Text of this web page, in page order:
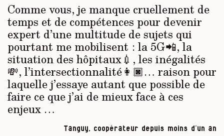
Comme vous, je manque cruellement de
temps et de compétences pour devenir
expert d’une multitude de sujets qui
pourtant me mobilisent : la 5G📲, la
situation des hôpitaux💉, les inégalités
💸, l’intersectionnalité👩🏿… raison pour
laquelle j’essaye autant que possible de
faire ce que j’ai de mieux face à ces
enjeux …
Tanguy, coopérateur depuis moins d’un an